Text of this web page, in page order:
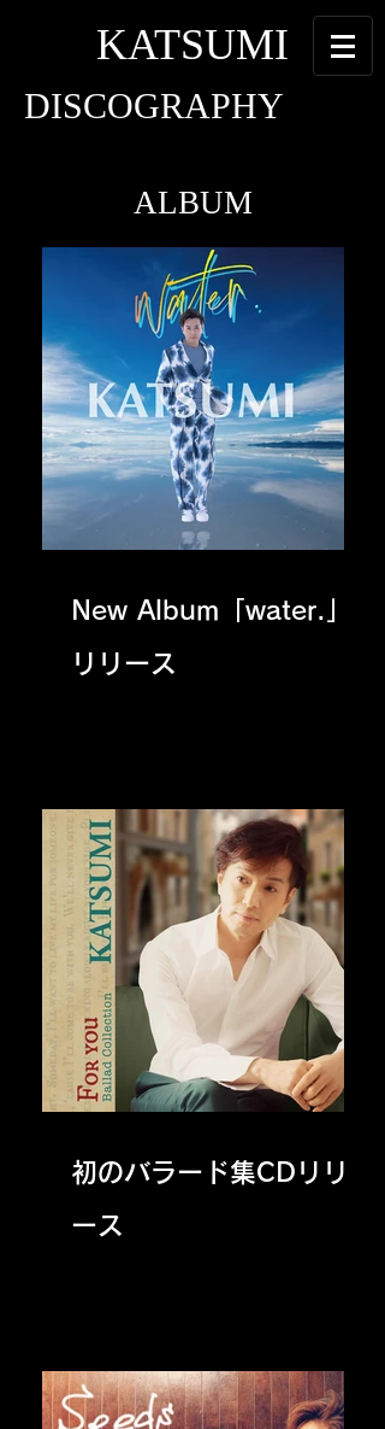
KATSUMI
​DISCOGRAPHY
ALBUM
New Album「water.」
リリース
初のバラード集CDリリ
ース